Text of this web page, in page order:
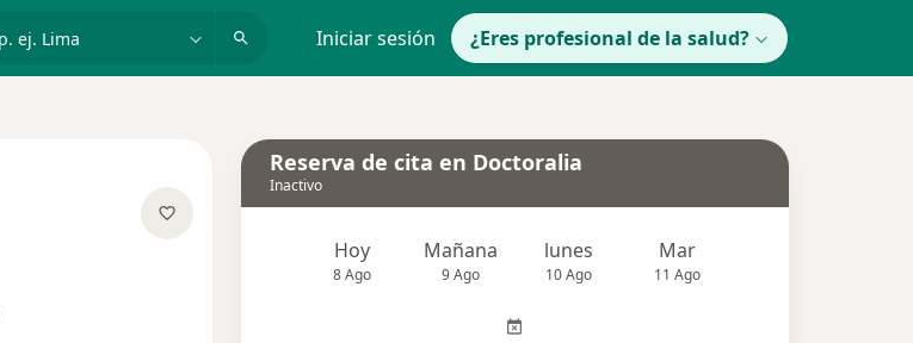
Iniciar sesión ¿Eres profesional de la salud?
Reserva de cita en Doctoralia
Inactivo
Hoy
8 Ago
Mañana
9 Ago
lunes
10 Ago
Mar
11 Ago